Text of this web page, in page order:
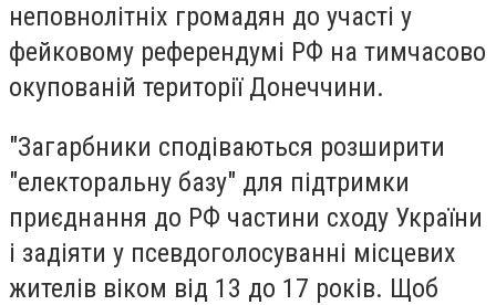
неповнолітніх громадян до участі у
фейковому референдумі РФ на тимчасово
окупованій території Донеччини.
"Загарбники сподіваються розширити
"електоральну базу" для підтримки
приєднання до РФ частини сходу України
і задіяти у псевдоголосуванні місцевих
жителів віком від 13 до 17 років. Щоб